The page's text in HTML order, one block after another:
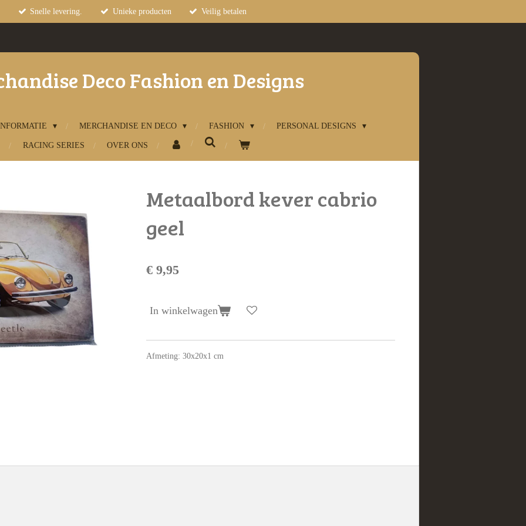
Snelle levering. Unieke producten Veilig betalen
Deco Fashion en Designs
MERCHANDISE EN DECO FASHION PERSONAL DESIGNS
RACING SERIES OVER ONS
Metaalbord kever cabrio
geel
€ 9,95
In winkelwagen
Afmeting: 30x20x1 cm